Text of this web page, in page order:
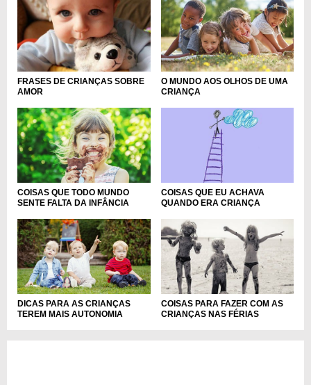
FRASES DE CRIANÇAS SOBRE
AMOR
O MUNDO AOS OLHOS DE UMA
CRIANÇA
COISAS QUE TODO MUNDO
SENTE FALTA DA INFÂNCIA
COISAS QUE EU ACHAVA
QUANDO ERA CRIANÇA
DICAS PARA AS CRIANÇAS
TEREM MAIS AUTONOMIA
COISAS PARA FAZER COM AS
CRIANÇAS NAS FÉRIAS